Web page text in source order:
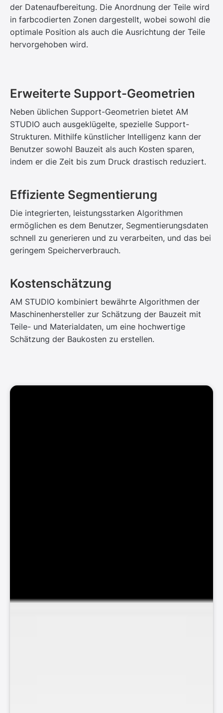
der Datenaufbereitung. Die Anordnung der Teile wird
in farbcodierten Zonen dargestellt, wobei sowohl die
optimale Position als auch die Ausrichtung der Teile
hervorgehoben wird.
Erweiterte Support-Geometrien
Neben üblichen Support-Geometrien bietet AM
STUDIO auch ausgeklügelte, spezielle Support-
Strukturen. Mithilfe künstlicher Intelligenz kann der
Benutzer sowohl Bauzeit als auch Kosten sparen,
indem er die Zeit bis zum Druck drastisch reduziert.
Effiziente Segmentierung
Die integrierten, leistungsstarken Algorithmen
ermöglichen es dem Benutzer, Segmentierungsdaten
schnell zu generieren und zu verarbeiten, und das bei
geringem Speicherverbrauch.
Kostenschätzung
AM STUDIO kombiniert bewährte Algorithmen der
Maschinenhersteller zur Schätzung der Bauzeit mit
Teile- und Materialdaten, um eine hochwertige
Schätzung der Baukosten zu erstellen.